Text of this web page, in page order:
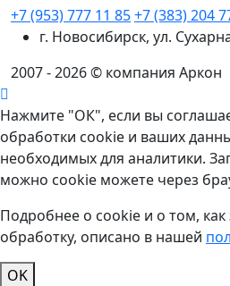
+7 (953) 777 11 85+7 (383) 204
г. Новосибирск, ул.
2007 - 2026 © компания Аркон
Нажмите "ОК", если вы
обработки cookie и ваших
необходимых для аналитики.
можно cookie можете через
Подробнее о cookie и о том, как
обработку, описано в нашей
OK